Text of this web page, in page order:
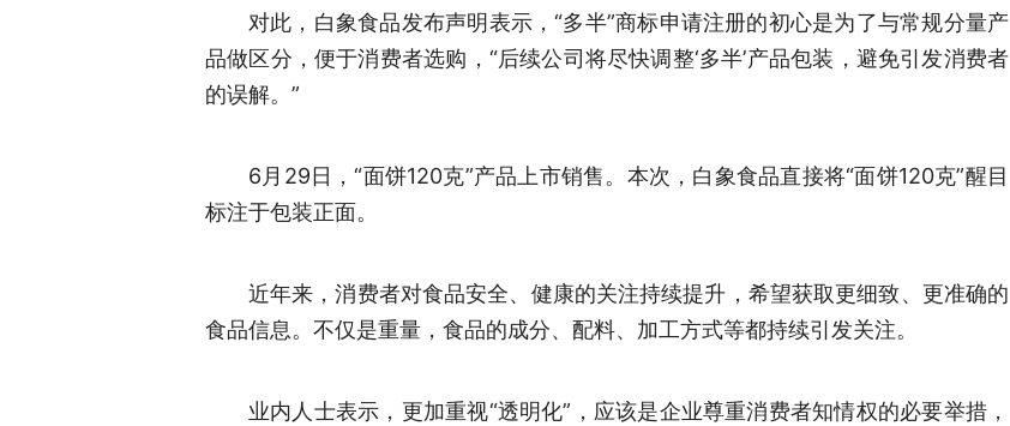
对此，白象食品发布声明表示，“多半”商标申请注册的初心是为了与常规分量产
品做区分，便于消费者选购，“后续公司将尽快调整‘多半’产品包装，避免引发消费者
的误解。”
6月29日，“面饼120克”产品上市销售。本次，白象食品直接将“面饼120克”醒目
标注于包装正面。
近年来，消费者对食品安全、健康的关注持续提升，希望获取更细致、更准确的
食品信息。不仅是重量，食品的成分、配料、加工方式等都持续引发关注。
业内人士表示，更加重视“透明化”，应该是企业尊重消费者知情权的必要举措，